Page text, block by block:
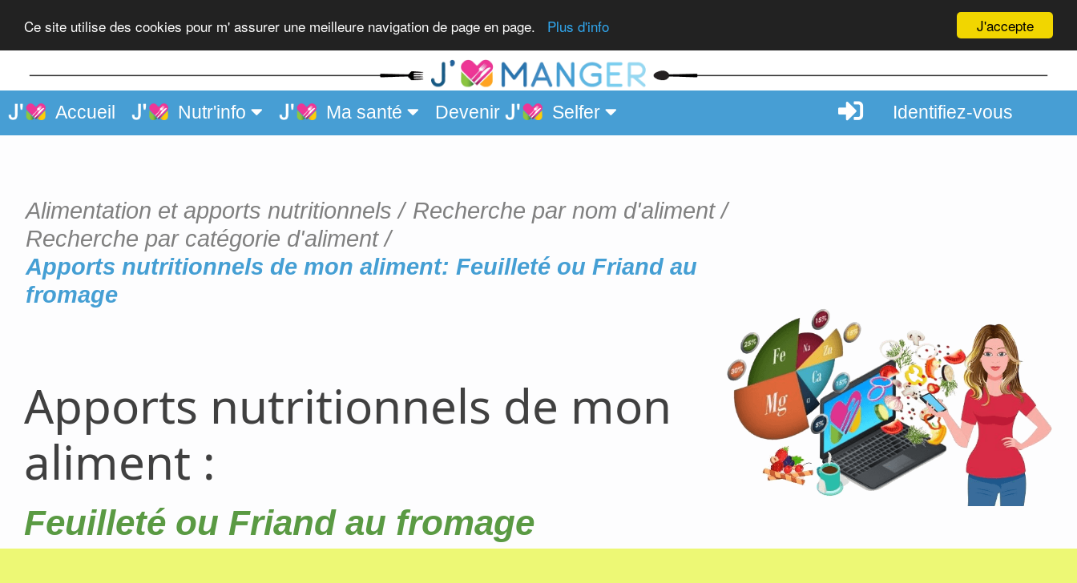
J'accepte
Ce site utilise des cookies pour m' assurer une meilleure navigation de page en page. Plus d'info
Feuilleté ou Friand au fromage
Accueil Nutr'info Ma santé Devenir Selfer Identifiez-vous
Alimentation et apports nutritionnels
Recherche par nom d'aliment
Recherche par catégorie d'aliment
Apports nutritionnels de mon aliment: Feuilleté ou Friand au
fromage
Apports nutritionnels de mon
aliment :
Feuilleté ou Friand au fromage